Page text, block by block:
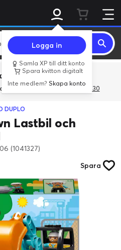
Logga in
Samla XP till ditt konto
Spara kvitton digitalt
Inte medlem?Skapa konto
över 800 kr.
med rabattkoden 3Gives30
DUPLO
Lastbil och
(1041327)
Spara